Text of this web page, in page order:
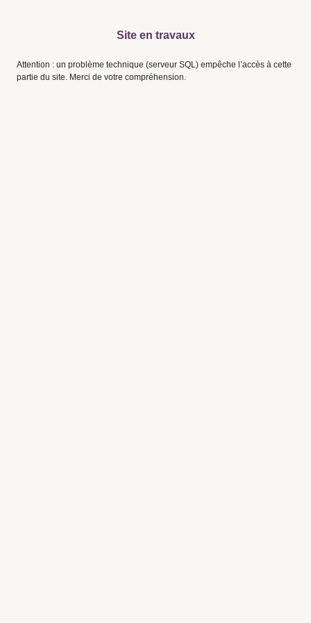
Site en travaux
Attention : un problème technique (serveur SQL) empêche l’accès à cette
partie du site. Merci de votre compréhension.